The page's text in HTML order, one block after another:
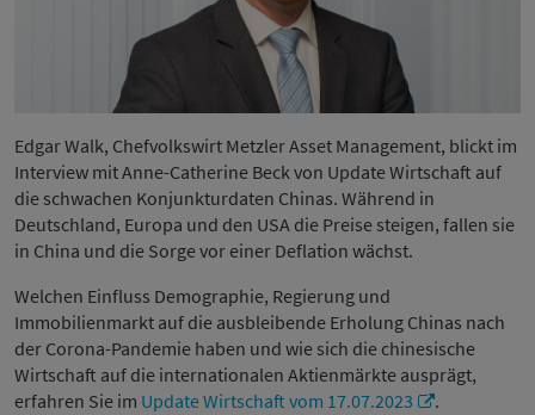
Edgar Walk, Chefvolkswirt Metzler Asset Management, blickt im
Interview mit Anne-Catherine Beck von Update Wirtschaft auf
die schwachen Konjunkturdaten Chinas. Während in
Deutschland, Europa und den USA die Preise steigen, fallen sie
in China und die Sorge vor einer Deflation wächst.
Welchen Einfluss Demographie, Regierung und
Immobilienmarkt auf die ausbleibende Erholung Chinas nach
der Corona-Pandemie haben und wie sich die chinesische
Wirtschaft auf die internationalen Aktienmärkte ausprägt,
erfahren Sie im Update Wirtschaft vom 17.07.2023 .